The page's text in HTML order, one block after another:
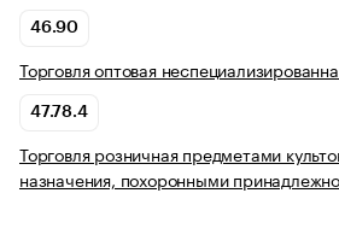
46.90
Торговля оптовая
47.78.4
Торговля розничная предметами
назначения, похоронными